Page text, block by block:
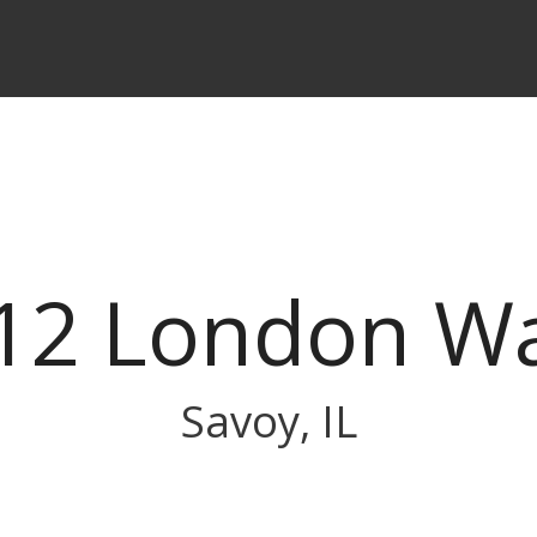
London
Savoy, IL